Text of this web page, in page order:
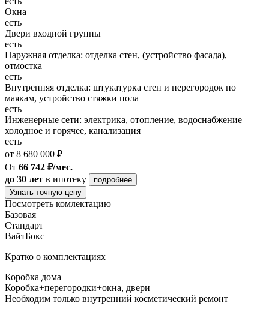
Окна
есть
Двери входной группы
есть
Наружная отделка: отделка стен, (устройство фасада),
отмостка
есть
Внутренняя отделка: штукатурка стен и перегородок по
маякам, устройство стяжки пола
есть
Инженерные сети: электрика, отопление, водоснабжение
холодное и горячее, канализация
есть
от 8 680 000 ₽
От 66 742 ₽/мес.
до 30 лет в ипотеку
подробнее
Узнать точную цену
Посмотреть комлектацию
Базовая
Стандарт
ВайтБокс
Кратко о комплектациях
Коробка дома
Коробка+перегородки+окна, двери
Необходим только внутренний косметический ремонт